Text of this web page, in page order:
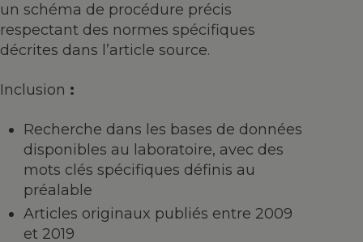
un schéma de procédure précis
respectant des normes spécifiques
décrites dans l’article source.
Inclusion :
Recherche dans les bases de données
disponibles au laboratoire, avec des
mots clés spécifiques définis au
préalable
Articles originaux publiés entre 2009
et 2019